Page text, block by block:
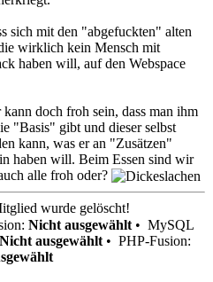
sich mit den "abgefuckten" alten
wirklich kein Mensch mit
haben will, auf den Webspace
doch froh sein, dass man ihm
"Basis" gibt und dieser selbst
kann, was er an "Zusätzen"
haben will. Beim Essen sind wir
alle froh oder?
wurde gelöscht!
Nicht ausgewählt • MySQL
Nicht ausgewählt • PHP-Fusion: